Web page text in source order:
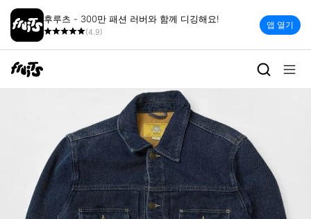
후루츠 - 300만 패션 러버와 함께 디깅해요!
(4.9)
앱 열기